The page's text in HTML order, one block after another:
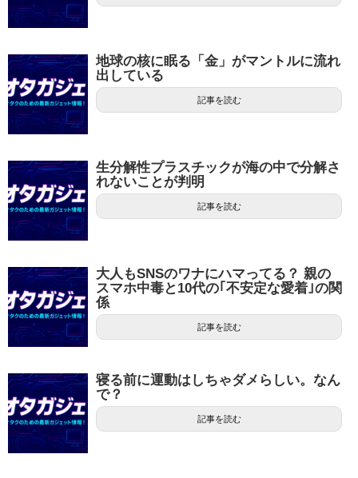
地球の核に眠る「金」がマントルに流れ
出している
記事を読む
生分解性プラスチックが海の中で分解さ
れないことが判明
記事を読む
大人もSNSのワナにハマってる？ 親の
スマホ中毒と10代の｢不安定な愛着｣の関
係
記事を読む
寝る前に運動はしちゃダメらしい。なん
で？
記事を読む